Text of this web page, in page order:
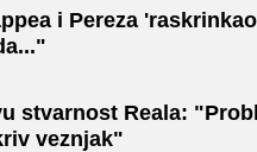
i Pereza
stvarnost Reala:
veznjak"